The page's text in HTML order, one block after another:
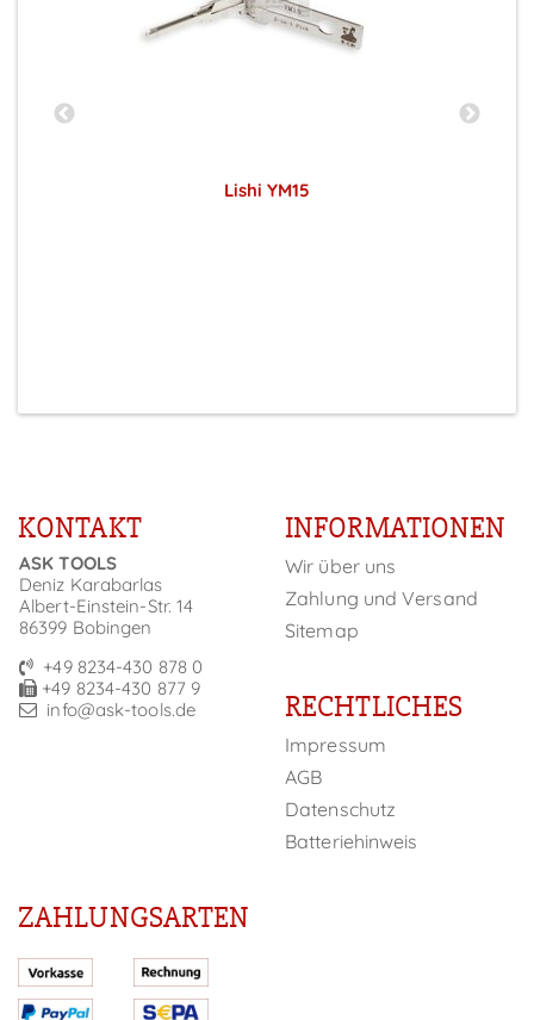
Lishi YM15
KONTAKT
ASK TOOLS
Deniz Karabarlas
Albert-Einstein-Str. 14
86399 Bobingen
+49 8234-430 878 0
+49 8234-430 877 9
info@ask-tools.de
INFORMATIONEN
Wir über uns
Zahlung und Versand
Sitemap
RECHTLICHES
Impressum
AGB
Datenschutz
Batteriehinweis
ZAHLUNGSARTEN